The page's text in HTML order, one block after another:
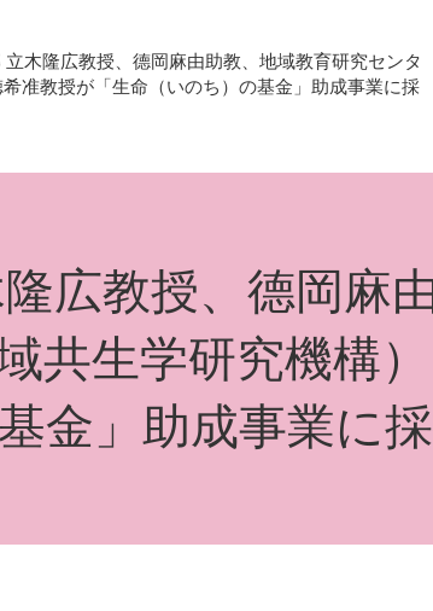
立木隆広教授、德岡麻由助教、地域教育研究センタ
准教授が「生命（いのち）の基金」助成事業に採
広教授、德岡麻
共生学研究機構
金」助成事業に